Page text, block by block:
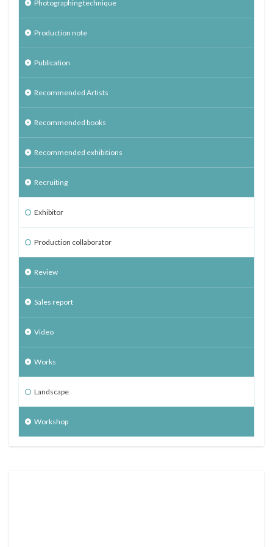
Photographing technique
Production note
Publication
Recommended Artists
Recommended books
Recommended exhibitions
Recruiting
Exhibitor
Production collaborator
Review
Sales report
Video
Works
Landscape
Workshop